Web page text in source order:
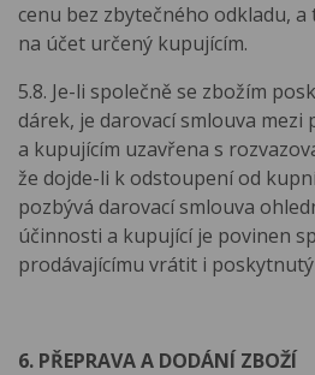
cenu bez zbytečného odkladu,
na účet určený kupujícím.
5.8. Je-li společně se zbožím
dárek, je darovací smlouva mezi
a kupujícím uzavřena s
že dojde-li k odstoupení od
pozbývá darovací smlouva
účinnosti a kupující je povinen
prodávajícímu vrátit i
6. PŘEPRAVA A DODÁNÍ ZBOŽÍ